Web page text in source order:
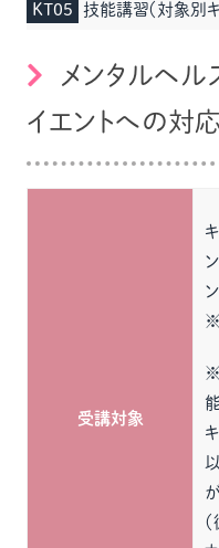
KT05 技能講習（対象別
メンタルヘル
イエントへの対
受講対象
※